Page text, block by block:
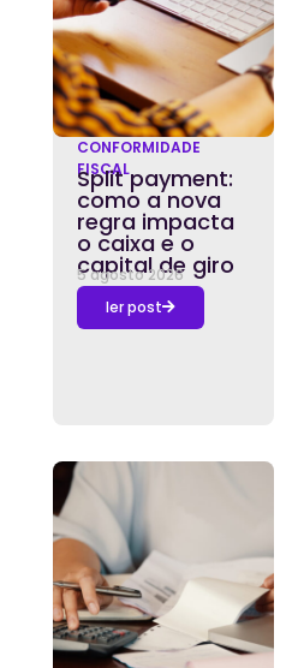
CONFORMIDADE
FISCAL
Split payment:
como a nova
regra impacta
o caixa e o
capital de giro
5 agosto 2026
ler post